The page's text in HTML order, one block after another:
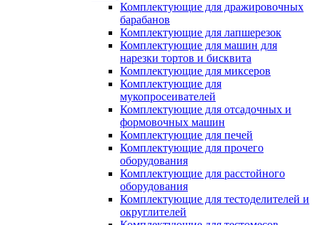
Комплектующие для дражировочных
барабанов
Комплектующие для лапшерезок
Комплектующие для машин для
нарезки тортов и бисквита
Комплектующие для миксеров
Комплектующие для
мукопросеивателей
Комплектующие для отсадочных и
формовочных машин
Комплектующие для печей
Комплектующие для прочего
оборудования
Комплектующие для расстойного
оборудования
Комплектующие для тестоделителей и
округлителей